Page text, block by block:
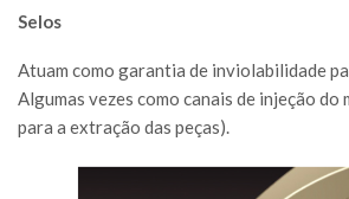
Selos
Atuam como garantia de inviolabilidade
Algumas vezes como canais de injeção do
para a extração das peças).